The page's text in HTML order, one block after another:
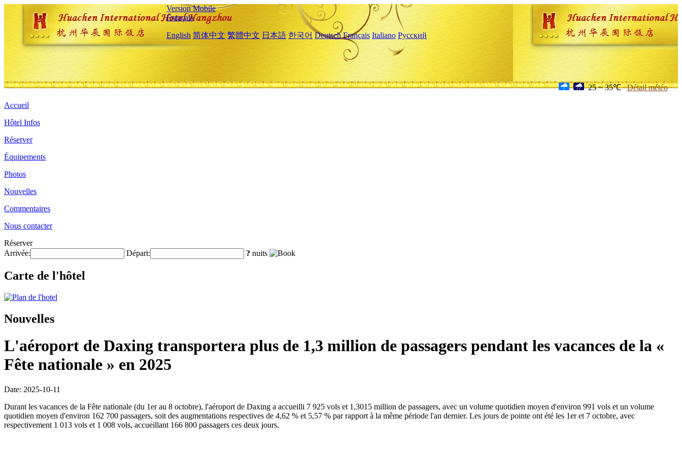
Version Mobile
Français
English 简体中文 繁體中文 日本語 한국어 Deutsch Français Italiano Русский
25 ~ 35℃ Détail météo
Accueil
Hôtel Infos
Réserver
Équipements
Photos
Nouvelles
Commentaires
Nous contacter
Réserver
Arrivée:
Départ: ? nuits
Carte de l'hôtel
Nouvelles
L'aéroport de Daxing transportera plus de 1,3 million de passagers pendant les vacances de la «
Fête nationale » en 2025
Date: 2025-10-11
Durant les vacances de la Fête nationale (du 1er au 8 octobre), l'aéroport de Daxing a accueilli 7 925 vols et 1,3015 million de passagers, avec un volume quotidien moyen d'environ 991 vols et un volume
quotidien moyen d'environ 162 700 passagers, soit des augmentations respectives de 4,62 % et 5,57 % par rapport à la même période l'an dernier. Les jours de pointe ont été les 1er et 7 octobre, avec
respectivement 1 013 vols et 1 008 vols, accueillant 166 800 passagers ces deux jours.